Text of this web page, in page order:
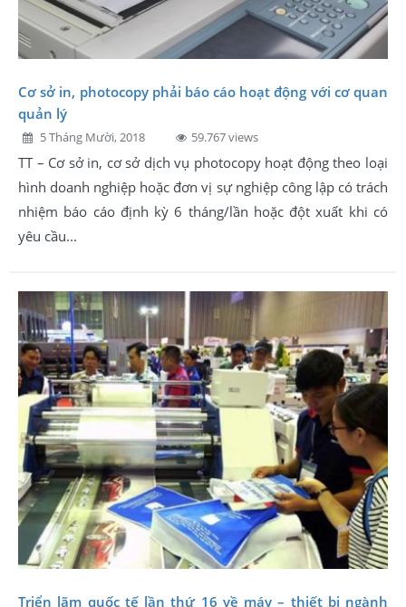
Cơ sở in, photocopy phải báo cáo hoạt động với cơ quan
quản lý
5 Tháng Mười, 2018 59.767 views
TT – Cơ sở in, cơ sở dịch vụ photocopy hoạt động theo loại
hình doanh nghiệp hoặc đơn vị sự nghiệp công lập có trách
nhiệm báo cáo định kỳ 6 tháng/lần hoặc đột xuất khi có
yêu cầu...
Triển lãm quốc tế lần thứ 16 về máy – thiết bị ngành